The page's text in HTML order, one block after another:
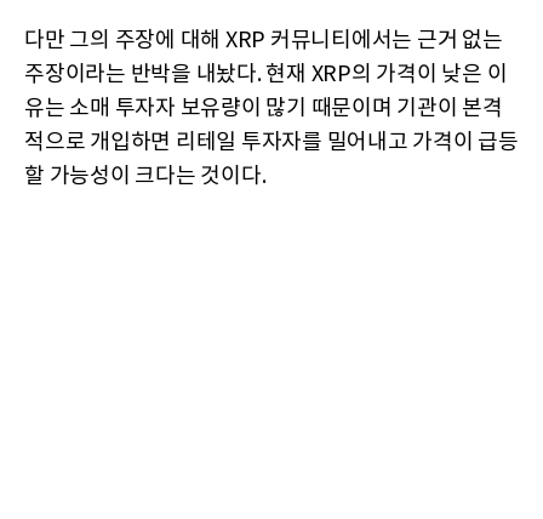
다만 그의 주장에 대해 XRP 커뮤니티에서는 근거 없는
주장이라는 반박을 내놨다. 현재 XRP의 가격이 낮은 이
유는 소매 투자자 보유량이 많기 때문이며 기관이 본격
적으로 개입하면 리테일 투자자를 밀어내고 가격이 급등
할 가능성이 크다는 것이다.